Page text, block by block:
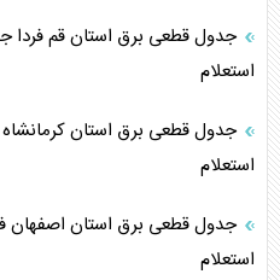
استعلام
استعلام
استعلام